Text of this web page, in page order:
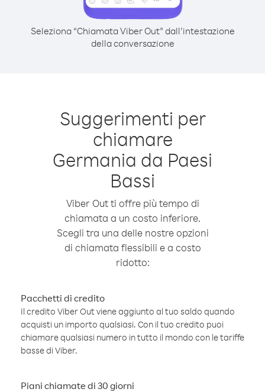
Seleziona “Chiamata Viber Out” dall’intestazione
della conversazione
Suggerimenti per
chiamare
Germania da Paesi
Bassi
Viber Out ti offre più tempo di
chiamata a un costo inferiore.
Scegli tra una delle nostre opzioni
di chiamata flessibili e a costo
ridotto:
Pacchetti di credito
Il credito Viber Out viene aggiunto al tuo saldo quando
acquisti un importo qualsiasi. Con il tuo credito puoi
chiamare qualsiasi numero in tutto il mondo con le tariffe
basse di Viber.
Piani chiamate di 30 giorni